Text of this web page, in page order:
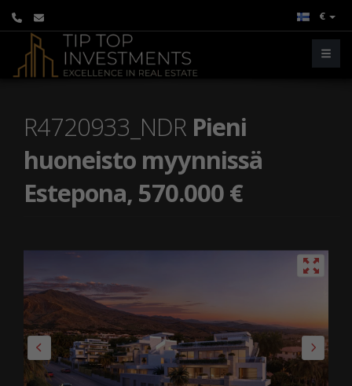
€
R4720933_NDR Pieni
huoneisto myynnissä
Estepona, 570.000 €